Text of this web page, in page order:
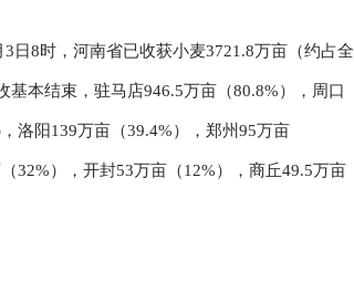
日8时，河南省已收获小麦3721.8万亩（约占全
本结束，驻马店946.5万亩（80.8%），周口
洛阳139万亩（39.4%），郑州95万亩
32%），开封53万亩（12%），商丘49.5万亩